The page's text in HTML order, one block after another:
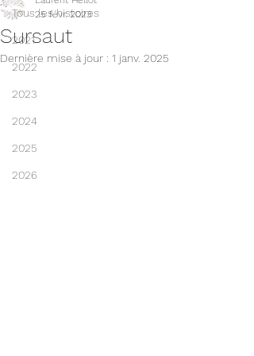
Tous les histoires
2021
2022
2023
2024
2025
2026
Sursaut
25 févr. 2023
Dernière mise à jour : 1 janv. 2025